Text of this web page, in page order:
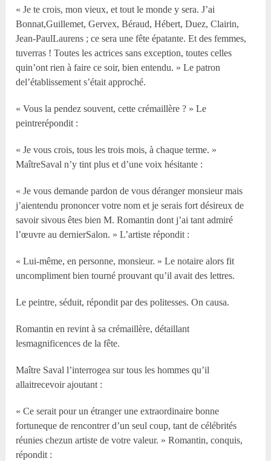
« Je te crois, mon vieux, et tout le monde y sera. J’ai
Bonnat,Guillemet, Gervex, Béraud, Hébert, Duez, Clairin,
Jean-PaulLaurens ; ce sera une fête épatante. Et des femmes,
tuverras ! Toutes les actrices sans exception, toutes celles
quin’ont rien à faire ce soir, bien entendu. » Le patron
del’établissement s’était approché.
« Vous la pendez souvent, cette crémaillère ? » Le
peintrerépondit :
« Je vous crois, tous les trois mois, à chaque terme. »
MaîtreSaval n’y tint plus et d’une voix hésitante :
« Je vous demande pardon de vous déranger monsieur mais
j’aientendu prononcer votre nom et je serais fort désireux de
savoir sivous êtes bien M. Romantin dont j’ai tant admiré
l’œuvre au dernierSalon. » L’artiste répondit :
« Lui-même, en personne, monsieur. » Le notaire alors fit
uncompliment bien tourné prouvant qu’il avait des lettres.
Le peintre, séduit, répondit par des politesses. On causa.
Romantin en revint à sa crémaillère, détaillant
lesmagnificences de la fête.
Maître Saval l’interrogea sur tous les hommes qu’il
allaitrecevoir ajoutant :
« Ce serait pour un étranger une extraordinaire bonne
fortuneque de rencontrer d’un seul coup, tant de célébrités
réunies chezun artiste de votre valeur. » Romantin, conquis,
répondit :